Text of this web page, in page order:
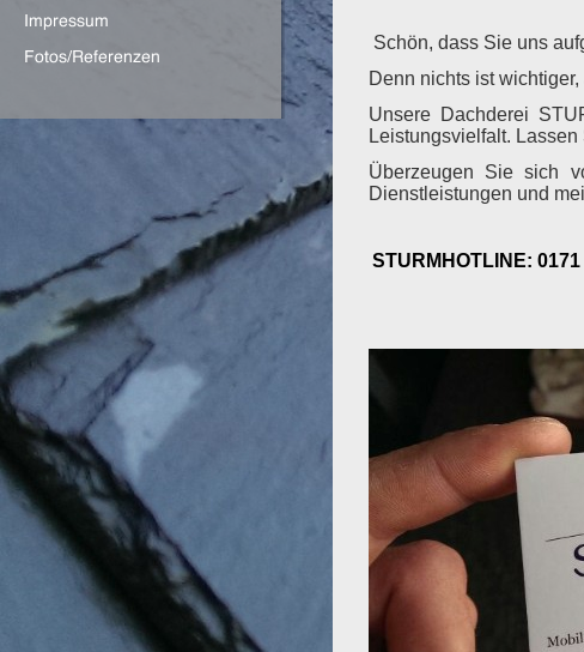
Schön, dass Sie uns
Denn nichts ist
Unsere Dachderei
Leistungsvielfalt.
Überzeugen Sie sich
Dienstleistungen und
STURMHOTLINE: 0171